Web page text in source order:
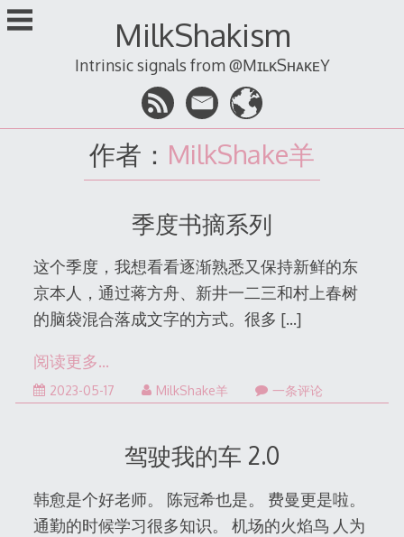
跳
至
MilkShakism
Intrinsic signals from @MɪʟᴋSʜᴀᴋᴇY
作者： MilkShake羊
季度书摘系列
这个季度，我想看看逐渐熟悉又保持新鲜的东
京本人，通过蒋方舟、新井一二三和村上春树
的脑袋混合落成文字的方式。很多 […]
阅读更多…
2023-05-172023-
MilkShake羊 一条评论
驾驶我的车 2.0
韩愈是个好老师。 陈冠希也是。 费曼更是啦。
通勤的时候学习很多知识。 机场的火焰鸟 人为